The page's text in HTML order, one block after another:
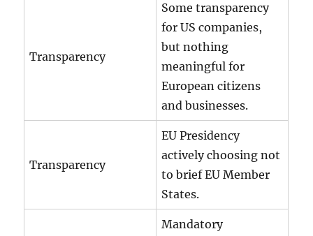
Transparency
Some transparency
for US companies,
but nothing
meaningful for
European citizens
and businesses.
Transparency
EU Presidency
actively choosing not
to brief EU Member
States.
Mandatory